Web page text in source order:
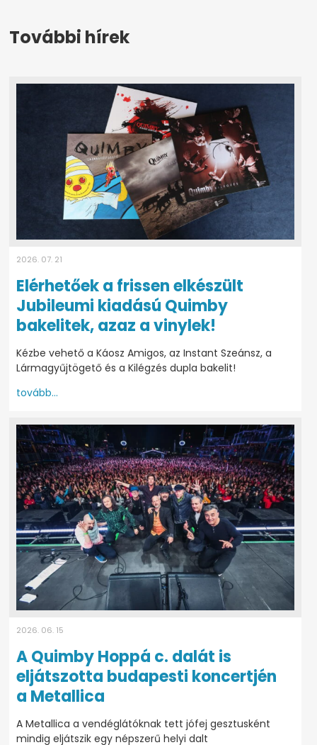
További hírek
2026. 07. 21
Elérhetőek a frissen elkészült
Jubileumi kiadású Quimby
bakelitek, azaz a vinylek!
Kézbe vehető a Káosz Amigos, az Instant Szeánsz, a
Lármagyűjtögető és a Kilégzés dupla bakelit!
tovább...
2026. 06. 15
A Quimby Hoppá c. dalát is
eljátszotta budapesti koncertjén
a Metallica
A Metallica a vendéglátóknak tett jófej gesztusként
mindig eljátszik egy népszerű helyi dalt